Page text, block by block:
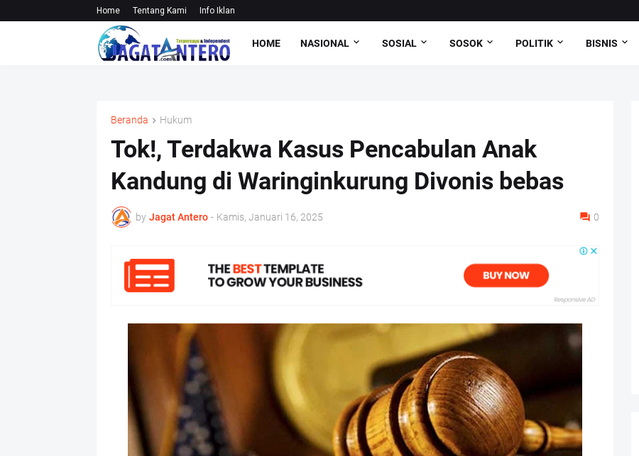
Home Tentang Kami Info Iklan
HOME NASIONAL SOSIAL SOSOK POLITIK BISNIS
Beranda Hukum
Tok!, Terdakwa Kasus Pencabulan Anak
Kandung di Waringinkurung Divonis bebas
by Jagat Antero - Kamis, Januari 16, 2025 0